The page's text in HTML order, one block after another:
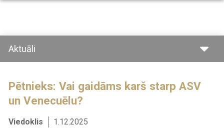
Pārlekt
saturu
Aktuāli
Pētnieks: Vai gaidāms karš starp ASV
un Venecuēlu?
Viedoklis
1.12.2025